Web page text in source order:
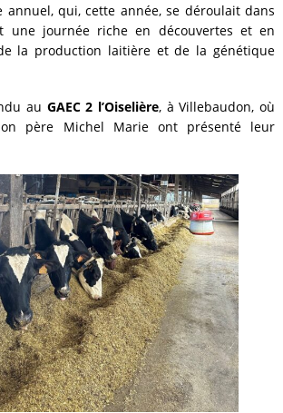
annuel, qui, cette année, se déroulait dans
une journée riche en découvertes et en
la production laitière et de la génétique
au GAEC 2 l’Oiselière, à Villebaudon, où
père Michel Marie ont présenté leur